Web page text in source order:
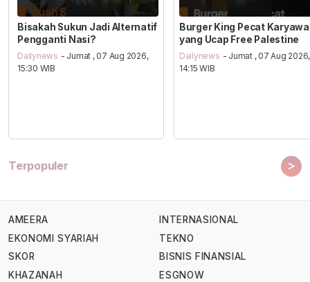
Bisakah Sukun Jadi Alternatif
Pengganti Nasi?
Dailynews - Jumat , 07 Aug 2026,
15:30 WIB
Burger King Pecat
yang Ucap Free Palestine
Dailynews - Jumat , 07 Aug 2026,
14:15 WIB
Terpopuler >
AMEERA
EKONOMI SYARIAH
SKOR
KHAZANAH
INTERNASIONAL
TEKNO
BISNIS FINANSIAL
ESGNOW